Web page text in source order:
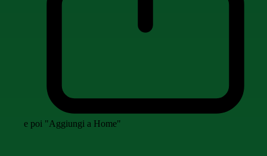
e poi "Aggiungi a Home"